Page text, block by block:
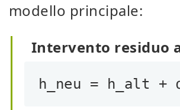
modello principale:
Intervento residuo
h_neu = h_alt